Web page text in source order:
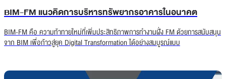
BIM-FM แนวคิดการบริหารทรัพยากรอาคารในอนาคต
BIM-FM คือ ความท้าทายใหม่ที่เพิ่มประสิทธิภาพการทำงานฝั่ง FM ด้วยการสนับสนุน
จาก BIM เพื่อก้าวสู่ยุค Digital Transformation ได้อย่างสมบูรณ์แบบ